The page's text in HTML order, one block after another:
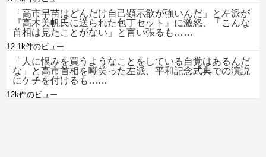
「高市早苗はどんだけ自己顕示欲が強いんだ」と左派が
『高木美帆氏に送られた包丁セット』に激怒、「こんな
首相は見たことがない」と言い張るも……
12.1k件のビュー
「人に恨みを買うようなことをしている自覚はあるんだ
な」と高市首相を嘲笑った左派、平和記念式典での演説
にケチを付けるも……
12k件のビュー